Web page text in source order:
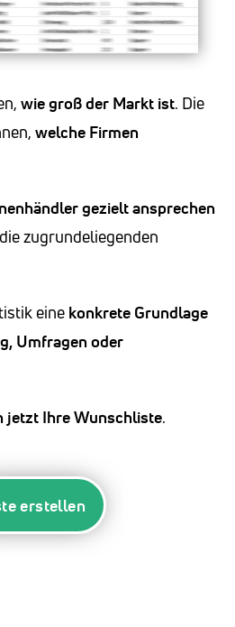
wie groß der Markt ist. Die
welche Firmen
gezielt ansprechen
zugrundeliegenden
eine konkrete Grundlage
Umfragen oder
jetzt Ihre Wunschliste.
erstellen